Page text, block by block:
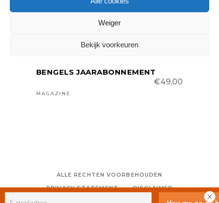
Weiger
Bekijk voorkeuren
BENGELS JAARABONNEMENT
€49,00
MAGAZINE
ALLE RECHTEN VOORBEHOUDEN
PRIVACY STATEMENT
DISCLAIMER